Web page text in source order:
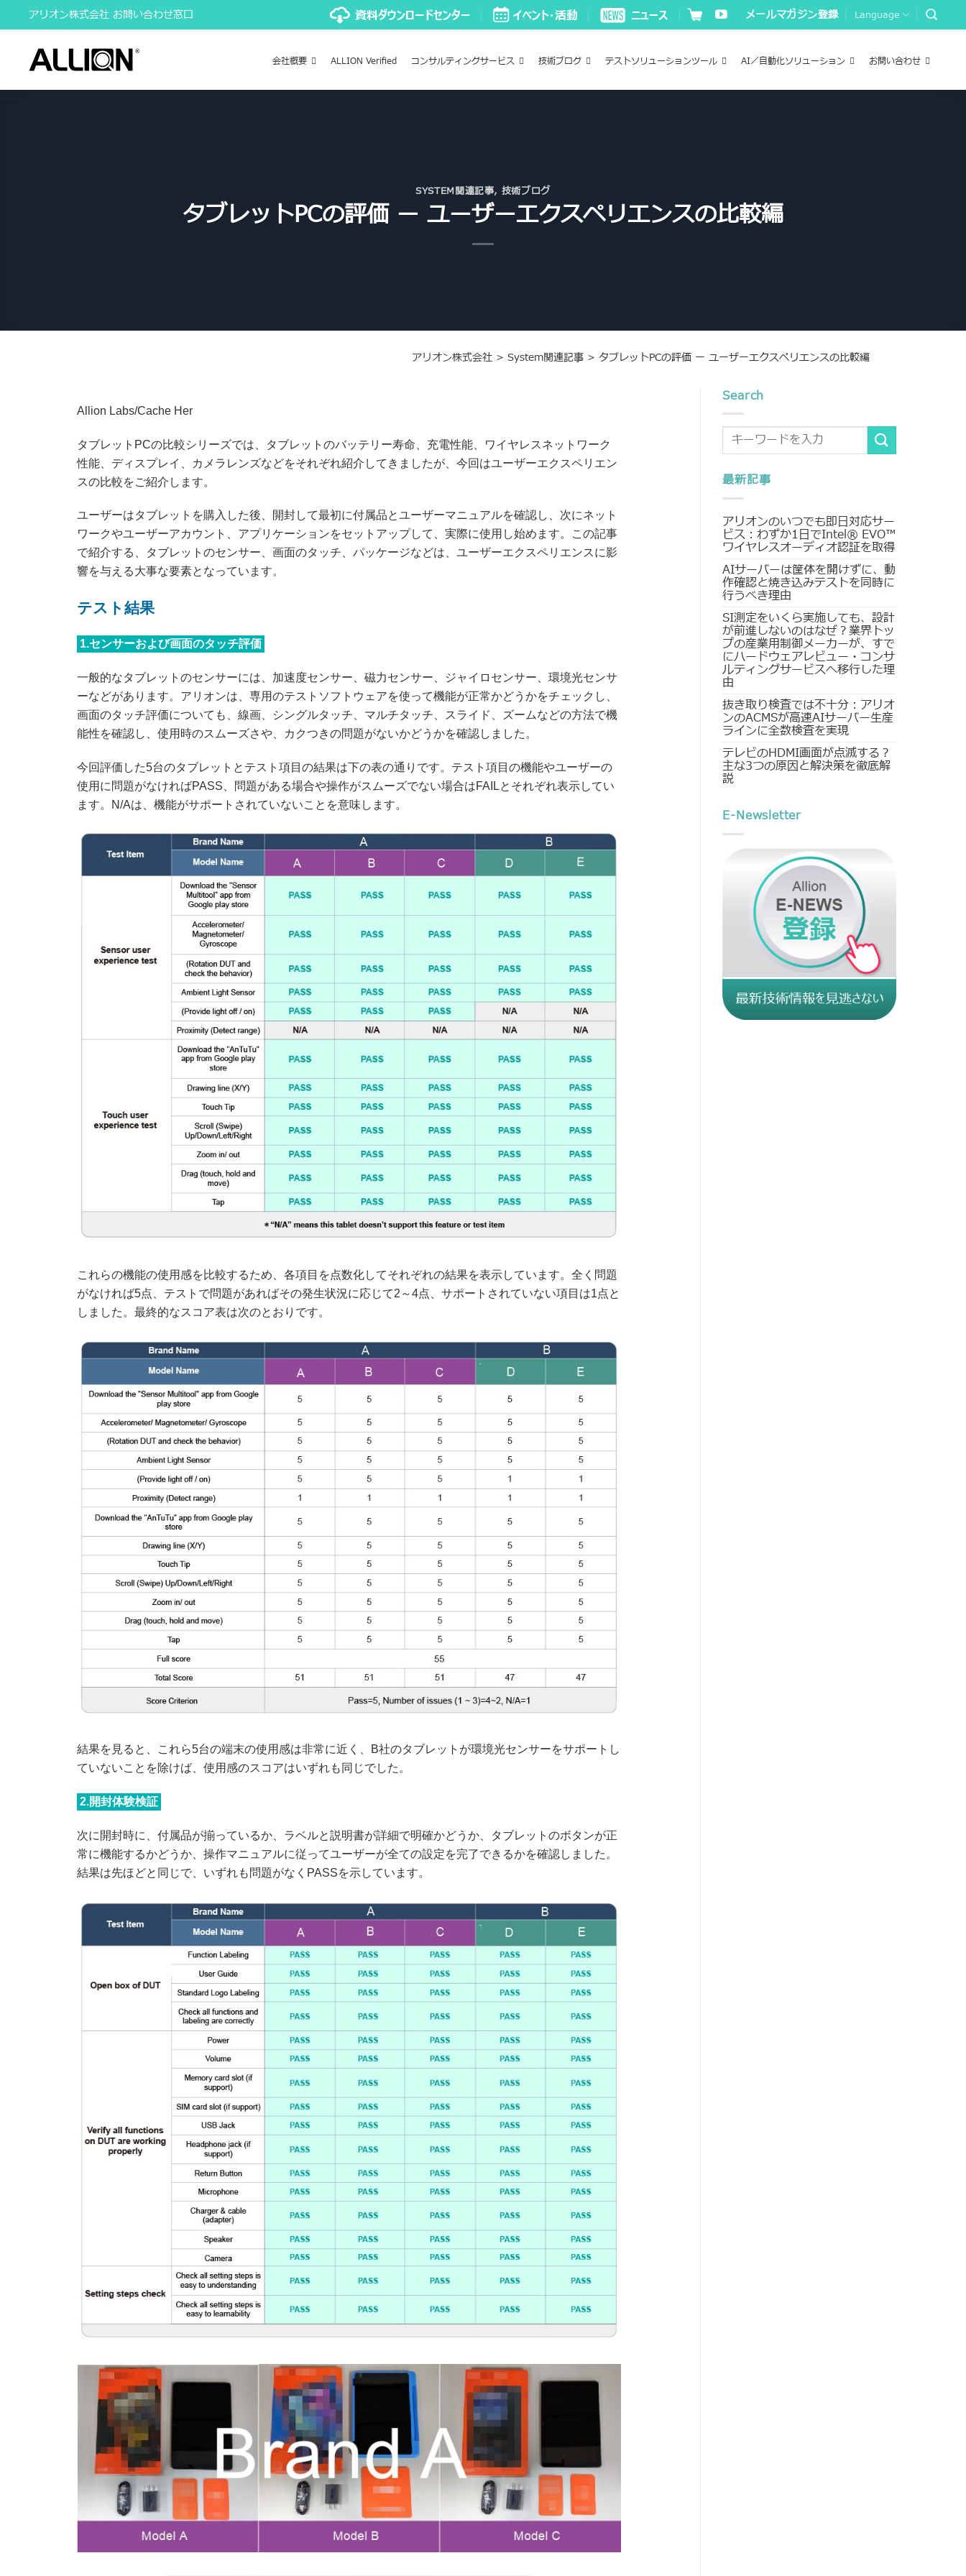
to
content
アリオン株式会社 お問い合わせ窓口 メールマガジン登録 Language
会社概要 ALLION Verified コンサルティングサービス 技術ブログ テストソリューションツール AI／自動化ソリューション お問い合わせ
SYSTEM関連記事, 技術ブログ
タブレットPCの評価 ー ユーザーエクスペリエンスの比較編
アリオン株式会社> System関連記事> タブレットPCの評価 ー ユーザーエクスペリエンスの比較編
Allion Labs/Cache Her
タブレットPCの比較シリーズでは、タブレットのバッテリー寿命、充電性能、ワイヤレスネットワーク
性能、ディスプレイ、カメラレンズなどをそれぞれ紹介してきましたが、今回はユーザーエクスペリエン
スの比較をご紹介します。
ユーザーはタブレットを購入した後、開封して最初に付属品とユーザーマニュアルを確認し、次にネット
ワークやユーザーアカウント、アプリケーションをセットアップして、実際に使用し始めます。この記事
で紹介する、タブレットのセンサー、画面のタッチ、パッケージなどは、ユーザーエクスペリエンスに影
響を与える大事な要素となっています。
テスト結果
1.センサーおよび画面のタッチ評価
一般的なタブレットのセンサーには、加速度センサー、磁力センサー、ジャイロセンサー、環境光センサ
ーなどがあります。アリオンは、専用のテストソフトウェアを使って機能が正常かどうかをチェックし、
画面のタッチ評価についても、線画、シングルタッチ、マルチタッチ、スライド、ズームなどの方法で機
能性を確認し、使用時のスムーズさや、カクつきの問題がないかどうかを確認しました。
今回評価した5台のタブレットとテスト項目の結果は下の表の通りです。テスト項目の機能やユーザーの
使用に問題がなければPASS、問題がある場合や操作がスムーズでない場合はFAILとそれぞれ表示してい
ます。N/Aは、機能がサポートされていないことを意味します。
これらの機能の使用感を比較するため、各項目を点数化してそれぞれの結果を表示しています。全く問題
がなければ5点、テストで問題があればその発生状況に応じて2～4点、サポートされていない項目は1点と
しました。最終的なスコア表は次のとおりです。
結果を見ると、これら5台の端末の使用感は非常に近く、B社のタブレットが環境光センサーをサポートし
ていないことを除けば、使用感のスコアはいずれも同じでした。
2.開封体験検証
次に開封時に、付属品が揃っているか、ラベルと説明書が詳細で明確かどうか、タブレットのボタンが正
常に機能するかどうか、操作マニュアルに従ってユーザーが全ての設定を完了できるかを確認しました。
結果は先ほどと同じで、いずれも問題がなくPASSを示しています。
Search
最新記事
アリオンのいつでも即日対応サー
ビス：わずか1日でIntel® EVO™
ワイヤレスオーディオ認証を取得
AIサーバーは筐体を開けずに、動
作確認と焼き込みテストを同時に
行うべき理由
SI測定をいくら実施しても、設計
が前進しないのはなぜ？業界トッ
プの産業用制御メーカーが、すで
にハードウェアレビュー・コンサ
ルティングサービスへ移行した理
由
抜き取り検査では不十分：アリオ
ンのACMSが高速AIサーバー生産
ラインに全数検査を実現
テレビのHDMI画面が点滅する？
主な3つの原因と解決策を徹底解
説
E-Newsletter